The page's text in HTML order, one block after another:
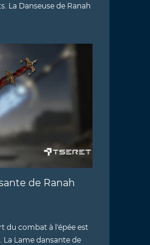
La Danseuse de Ranah
de Ranah
du combat à l'épée est
La Lame dansante de